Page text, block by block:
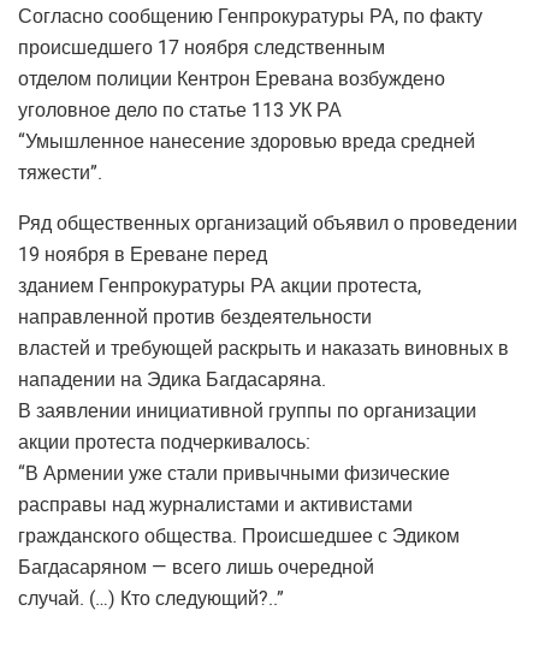
Согласно сообщению Генпрокуратуры РА, по факту
происшедшего 17 ноября следственным
отделом полиции Кентрон Еревана возбуждено
уголовное дело по статье 113 УК РА
“Умышленное нанесение здоровью вреда средней
тяжести”.
Ряд общественных организаций объявил о проведении
19 ноября в Ереване перед
зданием Генпрокуратуры РА акции протеста,
направленной против бездеятельности
властей и требующей раскрыть и наказать виновных в
нападении на Эдика Багдасаряна.
В заявлении инициативной группы по организации
акции протеста подчеркивалось:
“В Армении уже стали привычными физические
расправы над журналистами и активистами
гражданского общества. Происшедшее с Эдиком
Багдасаряном — всего лишь очередной
случай. (…) Кто следующий?..”